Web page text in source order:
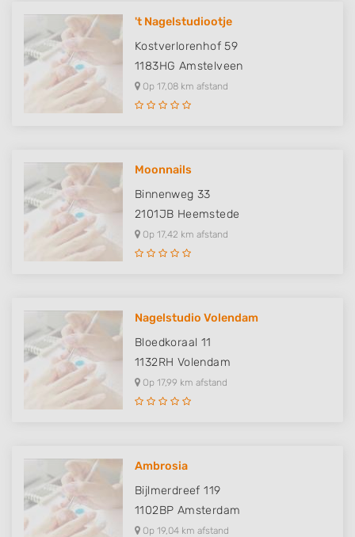
't Nagelstudiootje
Kostverlorenhof 59
1183HG Amstelveen
Op 17,08 km afstand
Moonnails
Binnenweg 33
2101JB Heemstede
Op 17,42 km afstand
Nagelstudio Volendam
Bloedkoraal 11
1132RH Volendam
Op 17,99 km afstand
Ambrosia
Bijlmerdreef 119
1102BP Amsterdam
Op 19,04 km afstand
Use precise geolocation data
Identify devices based on information
actively requested
Non-IAB processing purposes:
Performance
Functional
Advertising